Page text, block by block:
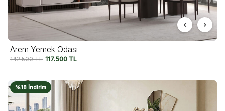
Arem Yemek Odası
142.500TL 117.500 TL
%18 İndirim